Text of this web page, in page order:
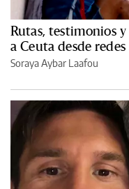
Rutas, testimonios y
a Ceuta desde redes
Soraya Aybar Laafou